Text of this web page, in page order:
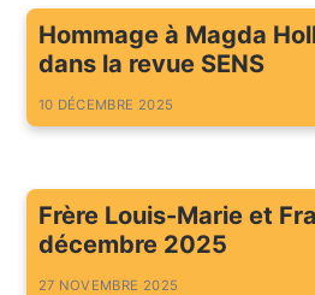
Hommage à Magda
dans la revue SENS
10 DÉCEMBRE 2025
Frère Louis-Marie et
décembre 2025
27 NOVEMBRE 2025
Contact